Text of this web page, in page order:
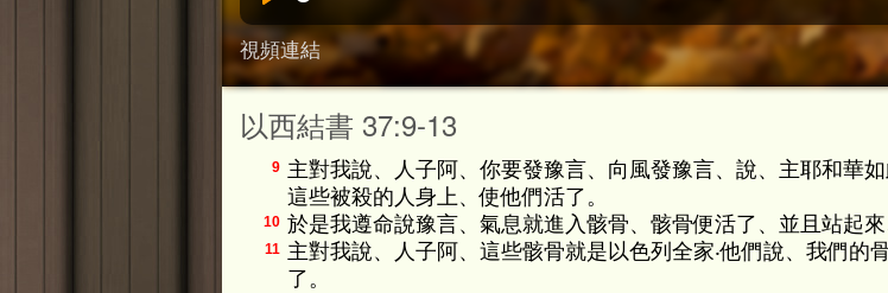
視頻連結
以西結書 37:9-13
9 主對我說、人子阿、你要發豫言、向風發豫言、說、主耶和華
這些被殺的人身上、使他們活了。
10 於是我遵命說豫言、氣息就進入骸骨、骸骨便活了、並且站起來
11 主對我說、人子阿、這些骸骨就是以色列全家‧他們說、我們的
了。